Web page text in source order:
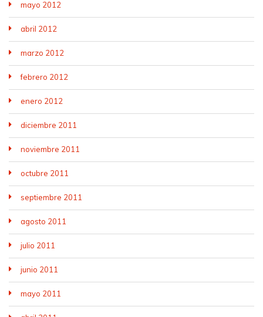
mayo 2012
abril 2012
marzo 2012
febrero 2012
enero 2012
diciembre 2011
noviembre 2011
octubre 2011
septiembre 2011
agosto 2011
julio 2011
junio 2011
mayo 2011